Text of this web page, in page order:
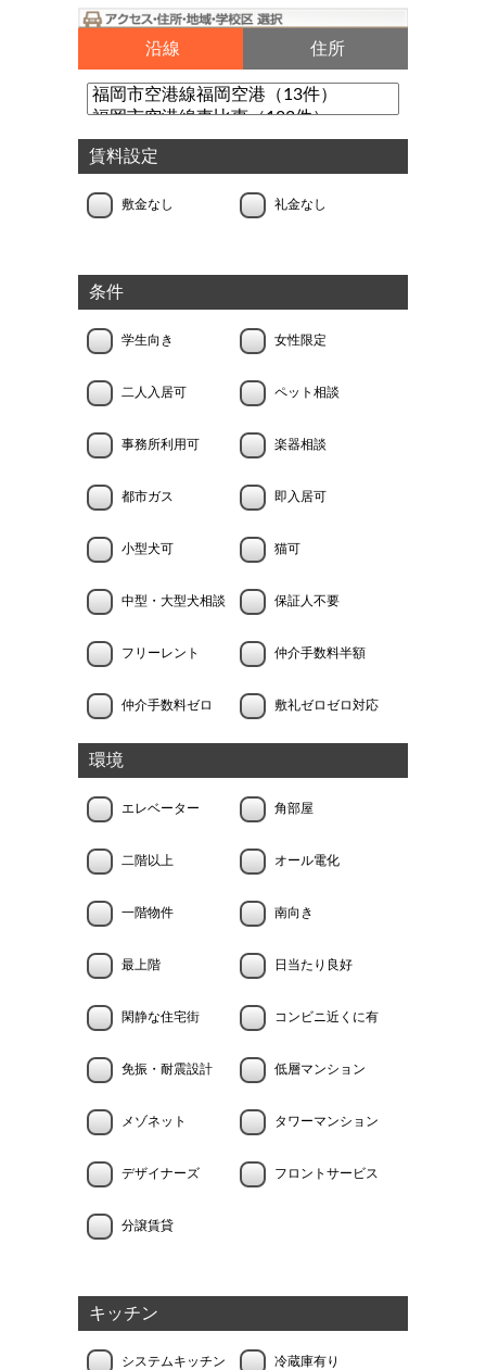
沿線 住所
賃料設定
敷金なし 礼金なし
条件
学生向き 女性限定
二人入居可 ペット相談
事務所利用可 楽器相談
都市ガス 即入居可
小型犬可 猫可
中型・大型犬相談 保証人不要
フリーレント 仲介手数料半額
仲介手数料ゼロ 敷礼ゼロゼロ対応
環境
エレベーター 角部屋
二階以上 オール電化
一階物件 南向き
最上階 日当たり良好
閑静な住宅街 コンビニ近くに有
免振・耐震設計 低層マンション
メゾネット タワーマンション
デザイナーズ フロントサービス
分譲賃貸
キッチン
システムキッチン 冷蔵庫有り